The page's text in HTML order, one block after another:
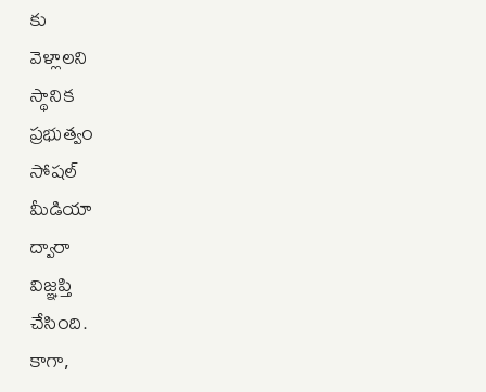
కు
వెళ్లాలని
స్థానిక
ప్రభుత్వం
సోషల్
మీడియా
ద్వారా
విజ్ఞప్తి
చేసింది.
కాగా,